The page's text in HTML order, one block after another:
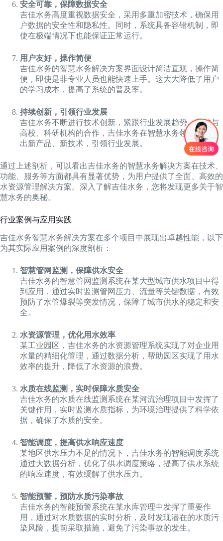
安全可靠，保障数据安全
吉佳水务高度重视数据安全，采用多重加密技术，确保用
户数据的安全性和隐私性。同时，系统具备容错机制，即
使在极端情况下也能保证正常运行。
用户友好，操作简便
吉佳水务的智慧水务解决方案界面设计简洁直观，操作简
便，即使是非专业人员也能快速上手。这大大降低了用户
的学习成本，提高了系统的普及率。
持续创新，引领行业发展
吉佳水务不断进行技术创新，紧跟行业发展趋势。通过与
高校、科研机构的合作，吉佳水务在智慧水务领域持续推
出新产品、新技术，引领行业发展。
通过上述剖析，可以看出吉佳水务的智慧水务解决方案在技术、
功能、服务等方面都具有显著优势，为用户提供了全面、高效的
水资源管理解决方案。深入了解吉佳水务，您将发现更多关于智
慧水务的奥秘。
行业案例与应用实践
吉佳水务智慧水务解决方案在多个项目中展现出卓越性能，以下
为其实际应用案例的深度剖析：
智慧管网监测，保障供水安全
吉佳水务的智慧管网监测系统在某大型城市供水项目中得
到应用，通过实时监测管网压力、流量等关键数据，有效
预防了水管爆裂等突发情况，保障了城市供水的稳定和安
全。
水资源管理，优化用水效率
某工业园区，吉佳水务的水资源管理系统实现了对企业用
水量的精细化管理，通过数据分析，帮助园区实现了用水
效率的提升，降低了水资源的浪费。
水质在线监测，实时保障水质安全
吉佳水务的水质在线监测系统在某河流治理项目中发挥了
关键作用，实时监测水质指标，为环境治理提供了科学依
据，确保了水质的安全。
智能调度，提高供水响应速度
某地区供水压力不足的情况下，吉佳水务的智能调度系统
通过大数据分析，优化了供水调度策略，提高了供水系统
的响应速度，有效缓解了供水压力。
智能预警，预防水质污染事故
吉佳水务的智能预警系统在某水库管理中发挥了重要作
用，通过对水质数据的实时分析，及时发现潜在的水质污
染风险，提前采取措施，避免了污染事故的发生。